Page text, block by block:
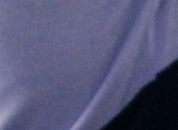
Cotización de la Acción